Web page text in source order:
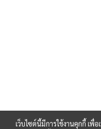
เว็บไซต์นี้มีการใช้งานคุกกี้ เพื่